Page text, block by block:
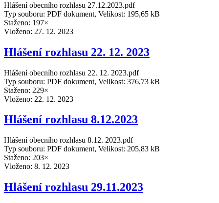
Hlášení obecního rozhlasu 27.12.2023.pdf
Typ souboru: PDF dokument, Velikost: 195,65 kB
Staženo: 197×
Vloženo: 27. 12. 2023
Hlášení rozhlasu 22. 12. 2023
Hlášení obecního rozhlasu 22. 12. 2023.pdf
Typ souboru: PDF dokument, Velikost: 376,73 kB
Staženo: 229×
Vloženo: 22. 12. 2023
Hlášení rozhlasu 8.12.2023
Hlášení obecního rozhlasu 8.12. 2023.pdf
Typ souboru: PDF dokument, Velikost: 205,83 kB
Staženo: 203×
Vloženo: 8. 12. 2023
Hlášení rozhlasu 29.11.2023